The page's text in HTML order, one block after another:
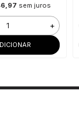
sem juros
+